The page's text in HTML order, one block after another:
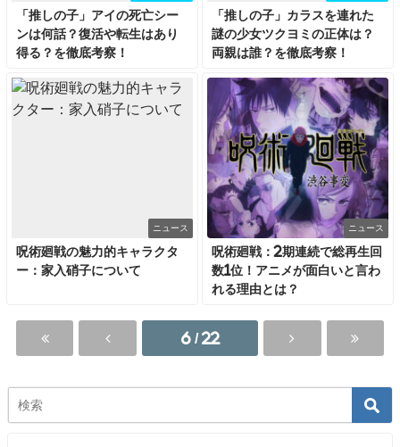
「推しの子」アイの死亡シー
ンは何話？復活や転生はあり
得る？を徹底考察！
「推しの子」カラスを連れた
謎の少女ツクヨミの正体は？
両親は誰？を徹底考察！
ニュース
呪術廻戦の魅力的キャラクタ
ー：家入硝子について
ニュース
呪術廻戦：2期連続で総再生回
数1位！アニメが面白いと言わ
れる理由とは？
6 / 22